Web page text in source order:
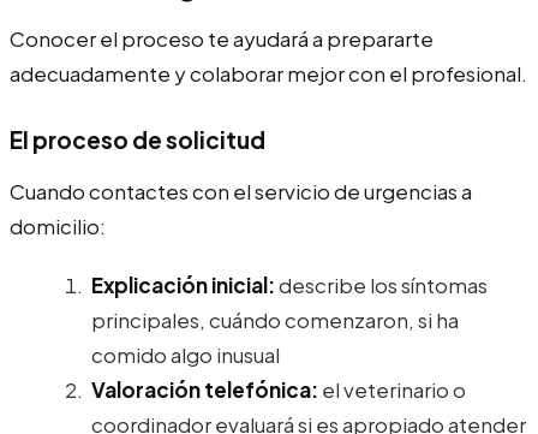
Conocer el proceso te ayudará a prepararte
adecuadamente y colaborar mejor con el profesional.
El proceso de solicitud
Cuando contactes con el servicio de urgencias a
domicilio:
Explicación inicial:describe los síntomas
principales, cuándo comenzaron, si ha
comido algo inusual
Valoración telefónica: el veterinario o
coordinador evaluará si es apropiado atender